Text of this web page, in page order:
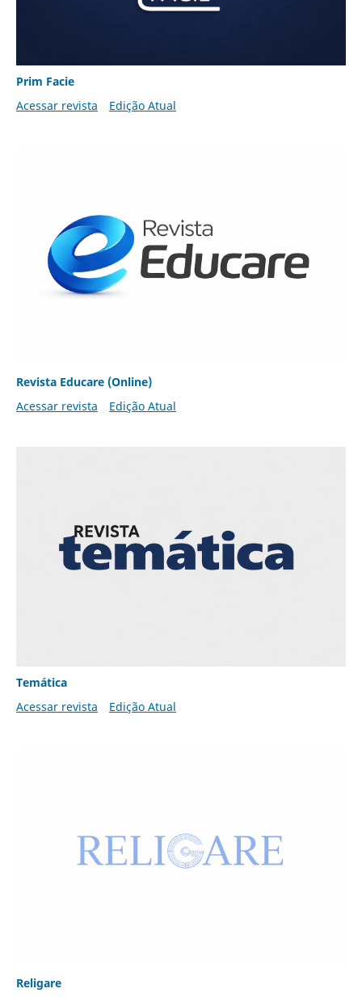
Prim Facie
Acessar revista
Edição Atual
Revista Educare (Online)
Acessar revista
Edição Atual
Temática
Acessar revista
Edição Atual
Religare